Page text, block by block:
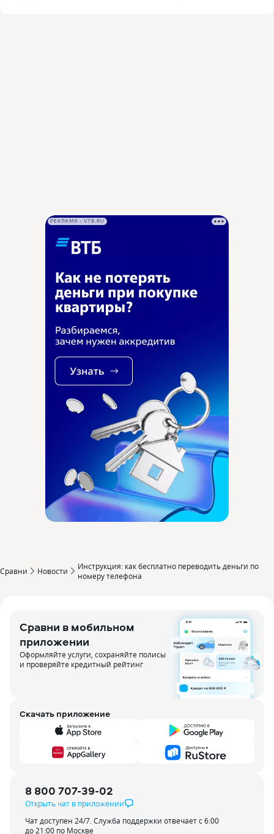
РЕКЛАМА • VTB.RU
Сравни Новости
Инструкция: как бесплатно переводить деньги по
номеру телефона
Сравни в мобильном
приложении
Оформляйте услуги, сохраняйте полисы
и проверяйте кредитный рейтинг
Скачать приложение
8 800 707-39-02
Открыть чат в приложении
Чат доступен 24/7. Служба поддержки отвечает с 6:00
до 21:00 по Москве